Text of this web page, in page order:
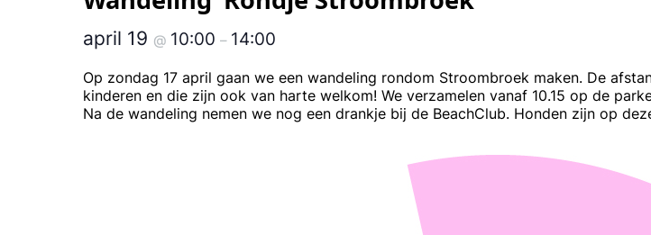
april 19 @ 10:00 – 14:00
Op zondag 17 april gaan we een wandeling rondom Stroombroek maken. De
kinderen en die zijn ook van harte welkom! We verzamelen vanaf 10.15 op de
Na de wandeling nemen we nog een drankje bij de BeachClub. Honden zijn op